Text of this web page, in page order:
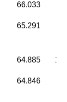
66.033
65.291
64.885
64.846